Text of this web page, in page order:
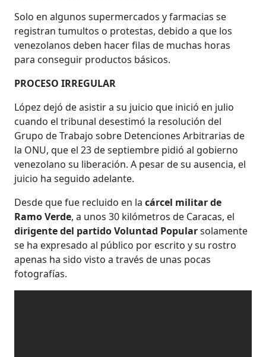
Solo en algunos supermercados y farmacias se
registran tumultos o protestas, debido a que los
venezolanos deben hacer filas de muchas horas
para conseguir productos básicos.
PROCESO IRREGULAR
López dejó de asistir a su juicio que inició en julio
cuando el tribunal desestimó la resolución del
Grupo de Trabajo sobre Detenciones Arbitrarias de
la ONU, que el 23 de septiembre pidió al gobierno
venezolano su liberación. A pesar de su ausencia, el
juicio ha seguido adelante.
Desde que fue recluido en lacárcel militar de
Ramo Verde, a unos 30 kilómetros de Caracas, el
dirigente del partido Voluntad Popularsolamente
se ha expresado al público por escrito y su rostro
apenas ha sido visto a través de unas pocas
fotografías.